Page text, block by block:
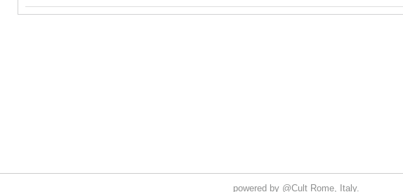
powered by @Cult Rome, Italy.